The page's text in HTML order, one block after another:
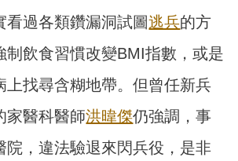
看過各類鑽漏洞試圖逃兵的方
制飲食習慣改變BMI指數，或是
上找尋含糊地帶。但曾任新兵
家醫科醫師洪暐傑仍強調，事
院，違法驗退來閃兵役，是非